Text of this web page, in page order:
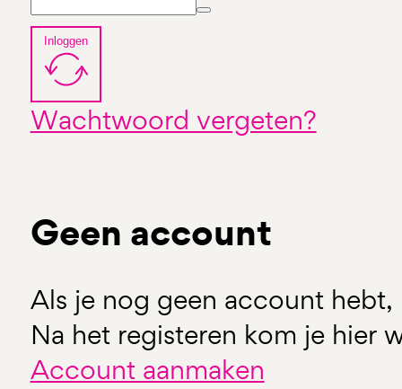
Inloggen
Wachtwoord vergeten?
Geen account
Als je nog geen account hebt,
Na het registeren kom je hier
Account aanmaken